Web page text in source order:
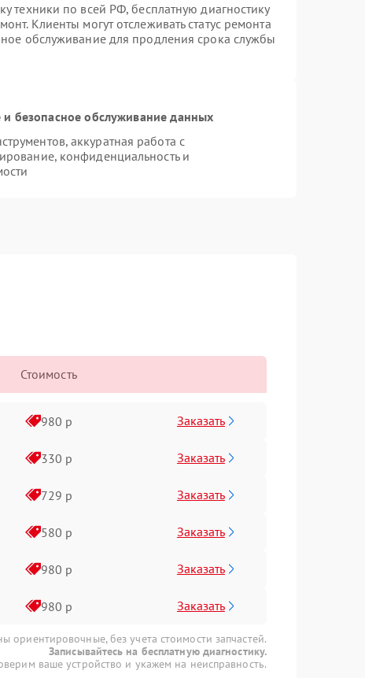
техники по всей РФ, бесплатную диагностику
Клиенты могут отслеживать статус ремонта
обслуживание для продления срока службы
безопасное обслуживание данных
аккуратная работа с
конфиденциальность и
Стоимость
980 р Заказать
330 р Заказать
729 р Заказать
580 р Заказать
980 р Заказать
980 р Заказать
ориентировочные, без учета стоимости запчастей.
Записывайтесь на бесплатную диагностику.
ваше устройство и укажем на неисправность.